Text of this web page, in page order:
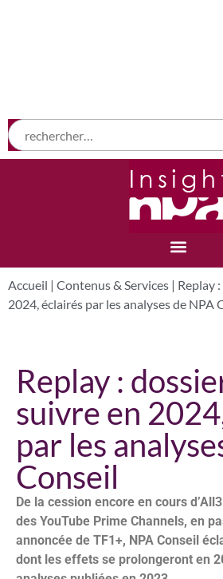
Accueil | Contenus & Services | Replay
2024, éclairés par les analyses de NPA
Replay :
suivre en
par les
Conseil
De la cession encore en cours
des YouTube Prime Channels, en
annoncée de TF1+, NPA Conseil
dont les effets se prolongeront en